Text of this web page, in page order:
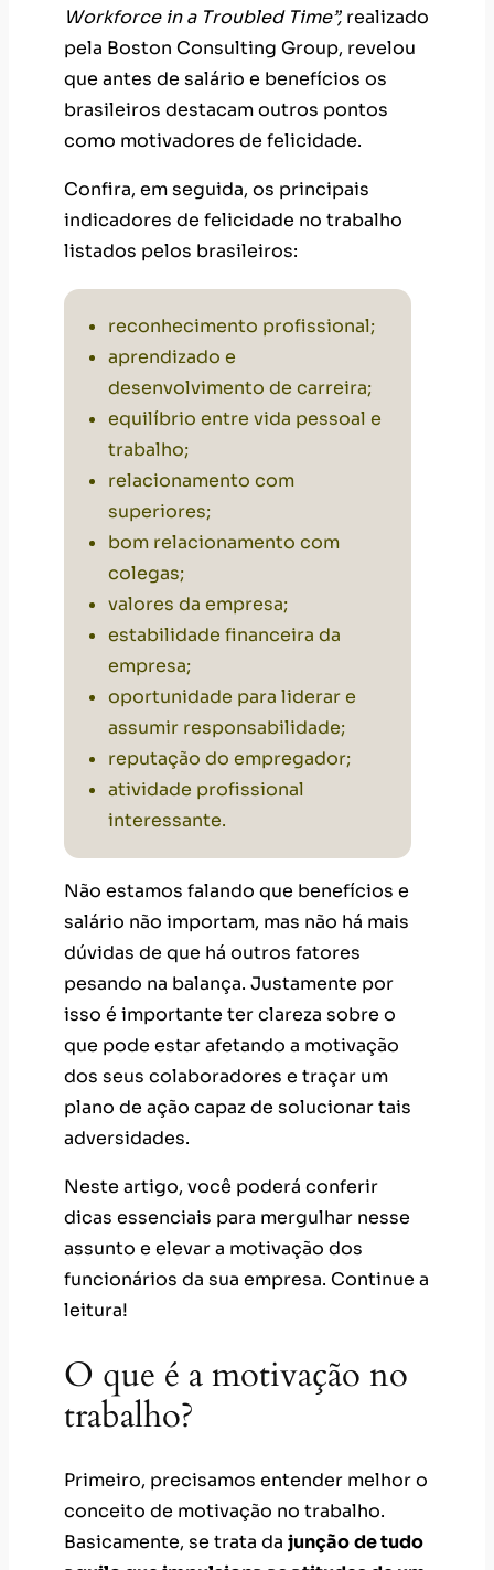
Workforce in a Troubled Time”, realizado
pela Boston Consulting Group, revelou
que antes de salário e benefícios os
brasileiros destacam outros pontos
como motivadores de felicidade.
Confira, em seguida, os principais
indicadores de felicidade no trabalho
listados pelos brasileiros:
reconhecimento profissional;
aprendizado e
desenvolvimento de carreira;
equilíbrio entre vida pessoal e
trabalho;
relacionamento com
superiores;
bom relacionamento com
colegas;
valores da empresa;
estabilidade financeira da
empresa;
oportunidade para liderar e
assumir responsabilidade;
reputação do empregador;
atividade profissional
interessante.
Não estamos falando que benefícios e
salário não importam, mas não há mais
dúvidas de que há outros fatores
pesando na balança. Justamente por
isso é importante ter clareza sobre o
que pode estar afetando a motivação
dos seus colaboradores e traçar um
plano de ação capaz de solucionar tais
adversidades.
Neste artigo, você poderá conferir
dicas essenciais para mergulhar nesse
assunto e elevar a motivação dos
funcionários da sua empresa. Continue a
leitura!
O que é a motivação no
trabalho?
Primeiro, precisamos entender melhor o
conceito de motivação no trabalho.
Basicamente, se trata da junçãode tudo